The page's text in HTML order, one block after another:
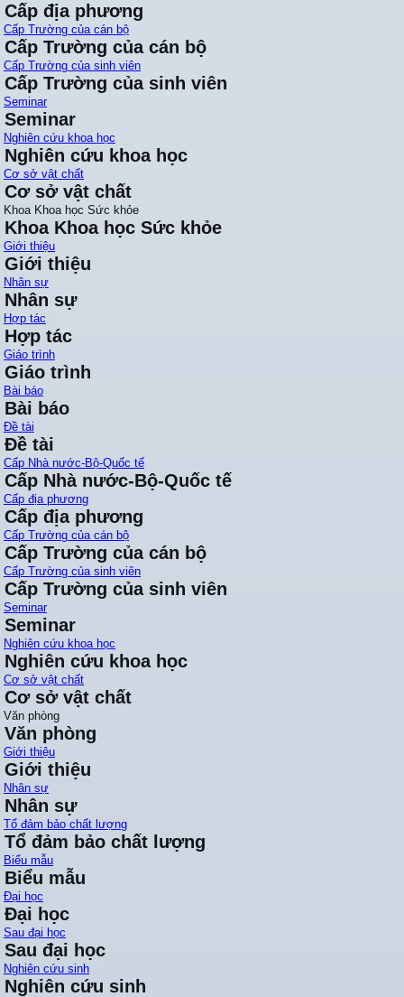
Cấp địa phương
Cấp Trường của cán bộ
Cấp Trường của cán bộ
Cấp Trường của sinh viên
Cấp Trường của sinh viên
Seminar
Seminar
Nghiên cứu khoa học
Nghiên cứu khoa học
Cơ sở vật chất
Cơ sở vật chất
Khoa Khoa học Sức khỏe
Khoa Khoa học Sức khỏe
Giới thiệu
Giới thiệu
Nhân sự
Nhân sự
Hợp tác
Hợp tác
Giáo trình
Giáo trình
Bài báo
Bài báo
Đề tài
Đề tài
Cấp Nhà nước-Bộ-Quốc tế
Cấp Nhà nước-Bộ-Quốc tế
Cấp địa phương
Cấp địa phương
Cấp Trường của cán bộ
Cấp Trường của cán bộ
Cấp Trường của sinh viên
Cấp Trường của sinh viên
Seminar
Seminar
Nghiên cứu khoa học
Nghiên cứu khoa học
Cơ sở vật chất
Cơ sở vật chất
Văn phòng
Văn phòng
Giới thiệu
Giới thiệu
Nhân sự
Nhân sự
Tổ đảm bảo chất lượng
Tổ đảm bảo chất lượng
Biểu mẫu
Biểu mẫu
Đại học
Đại học
Sau đại học
Sau đại học
Nghiên cứu sinh
Nghiên cứu sinh